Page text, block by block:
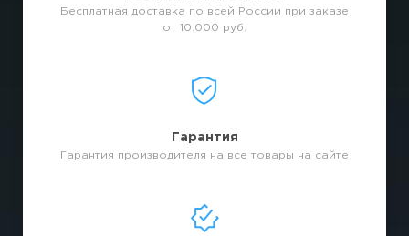
Бесплатная доставка по всей России при заказе
от 10.000 руб.
Гарантия
Гарантия производителя на все товары на сайте